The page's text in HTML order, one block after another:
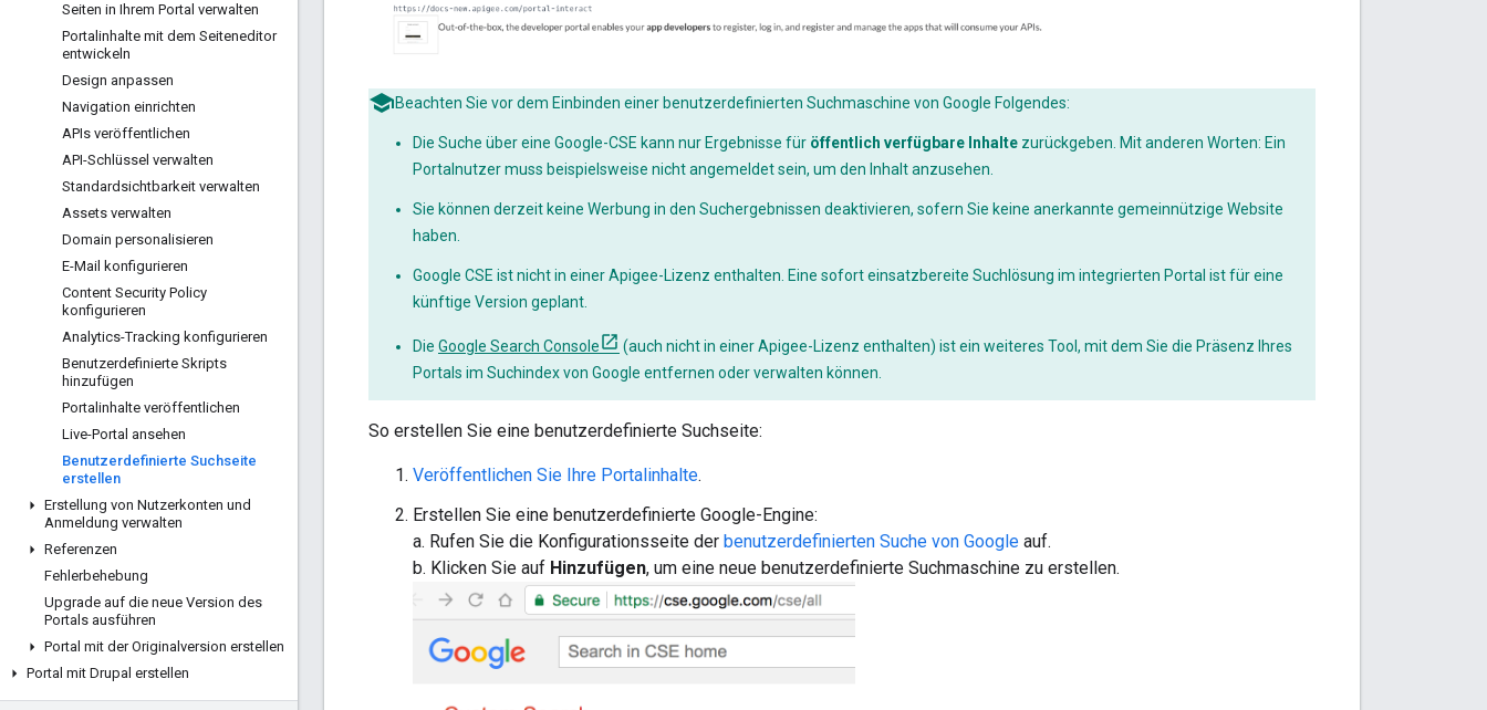
Seiten in Ihrem Portal verwalten
Portalinhalte mit dem Seiteneditor
entwickeln
Design anpassen
Navigation einrichten
APIs veröffentlichen
API-Schlüssel verwalten
Standardsichtbarkeit verwalten
Assets verwalten
Domain personalisieren
E-Mail konfigurieren
Content Security Policy
konfigurieren
Analytics-Tracking konfigurieren
Benutzerdefinierte Skripts
hinzufügen
Portalinhalte veröffentlichen
Live-Portal ansehen
Benutzerdefinierte Suchseite
erstellen
Erstellung von Nutzerkonten und
Anmeldung verwalten
Referenzen
Fehlerbehebung
Upgrade auf die neue Version des
Portals ausführen
Portal mit der Originalversion erstellen
Portal mit Drupal erstellen
Beachten Sie vor dem Einbinden einer benutzerdefinierten Suchmaschine von Google Folgendes:
Die Suche über eine Google-CSE kann nur Ergebnisse für öffentlich verfügbare Inhalte zurückgeben. Mit anderen Worten: Ein
Portalnutzer muss beispielsweise nicht angemeldet sein, um den Inhalt anzusehen.
Sie können derzeit keine Werbung in den Suchergebnissen deaktivieren, sofern Sie keine anerkannte gemeinnützige Website
haben.
Google CSE ist nicht in einer Apigee-Lizenz enthalten. Eine sofort einsatzbereite Suchlösung im integrierten Portal ist für eine
künftige Version geplant.
Die Google Search Console
(auch nicht in einer Apigee-Lizenz enthalten) ist ein weiteres Tool, mit dem Sie die Präsenz Ihres
Portals im Suchindex von Google entfernen oder verwalten können.
So erstellen Sie eine benutzerdefinierte Suchseite:
Veröffentlichen Sie Ihre Portalinhalte.
Erstellen Sie eine benutzerdefinierte Google-Engine:
a. Rufen Sie die Konfigurationsseite der benutzerdefinierten Suche von Google auf.
b. Klicken Sie auf Hinzufügen, um eine neue benutzerdefinierte Suchmaschine zu erstellen.